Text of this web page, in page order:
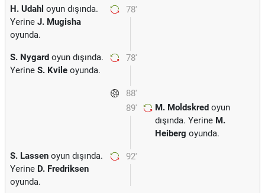
78'
H. Udahl oyun dışında.
Yerine J. Mugisha
oyunda.
78'
S. Nygard oyun dışında.
Yerine S. Kvile oyunda.
88'
89'
M. Moldskred oyun
dışında. Yerine M.
Heiberg oyunda.
92'
S. Lassen oyun dışında.
Yerine D. Fredriksen
oyunda.